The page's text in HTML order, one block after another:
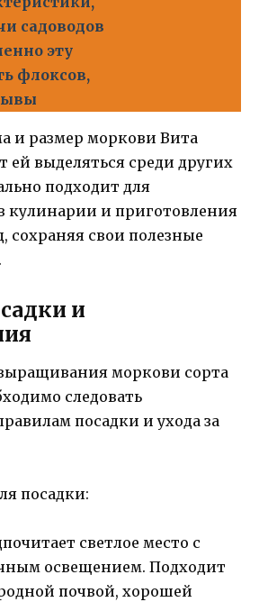
садоводов
эту
флоксов,
и размер моркови Вита
ей выделяться среди других
подходит для
кулинарии и приготовления
сохраняя свои полезные
и
моркови сорта
следовать
посадки и ухода за
посадки:
светлое место с
освещением. Подходит
почвой, хорошей